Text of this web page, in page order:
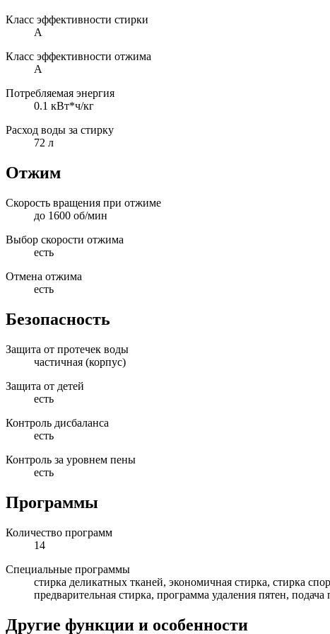
Класс эффективности стирки
A
Класс эффективности отжима
A
Потребляемая энергия
0.1 кВт*ч/кг
Расход воды за стирку
72 л
Отжим
Скорость вращения при отжиме
до 1600 об/мин
Выбор скорости отжима
есть
Отмена отжима
есть
Безопасность
Защита от протечек воды
частичная (корпус)
Защита от детей
есть
Контроль дисбаланса
есть
Контроль за уровнем пены
есть
Программы
Количество программ
14
Специальные программы
стирка деликатных тканей, экономичная стирка, стирка
предварительная стирка, программа удаления пятен, подача
Другие функции и особенности